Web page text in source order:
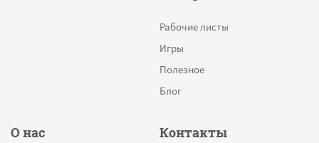
Части речи
Рабочие листы
Игры
Полезное
Блог
О нас Контакты